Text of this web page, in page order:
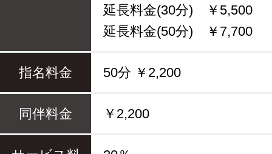
延長料金(30分) ￥5,500
延長料金(50分) ￥7,700
指名料金 50分 ￥2,200
同伴料金 ￥2,200